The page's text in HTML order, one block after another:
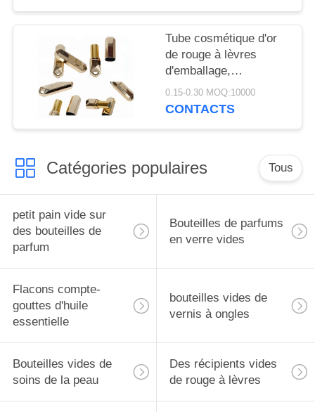
SITE
PRIVACY
POLICY
Tube cosmétique d'or
de rouge à lèvres
d'emballage,
conteneurs vides faits
sur commande de
0.15-0.30 MOQ:10000
CONTACTS
Catégories populaires Tous
petit pain vide sur
des bouteilles de
parfum
Bouteilles de parfums
en verre vides
Flacons compte-
gouttes d'huile
essentielle
bouteilles vides de
vernis à ongles
Bouteilles vides de
soins de la peau
Des récipients vides
de rouge à lèvres